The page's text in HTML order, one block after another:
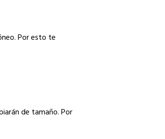
Por esto te
de tamaño. Por